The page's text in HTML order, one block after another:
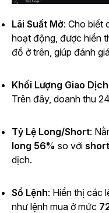
Lãi Suất Mở: Cho biết
hoạt động, được hiển
đồ ở trên, giúp đánh
Khối Lượng Giao Dịch
Trên đây, doanh thu
Tỷ Lệ Long/Short:
long 56% so với
dịch.
Sổ Lệnh: Hiển thị các
như lệnh mua ở mức